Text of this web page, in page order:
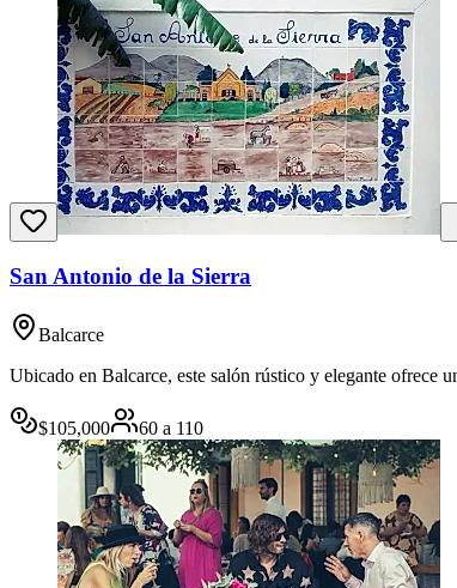
San Antonio de la Sierra
Balcarce
Ubicado en Balcarce, este salón rústico y elegante ofrece
$105,000 60 a 110